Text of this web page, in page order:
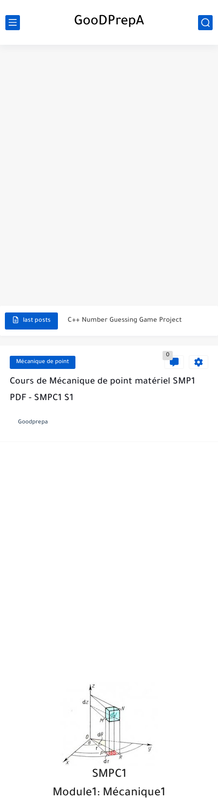
GooDPrepA
last posts C++ Number Guessing Game Project
C++ Simple Text Editor Project
La Communication Oral en PDF
Mécanique de point
0
Cours de Mécanique de point matériel SMP1
PDF - SMPC1 S1
Goodprepa
SMPC1
Module1: Mécanique1